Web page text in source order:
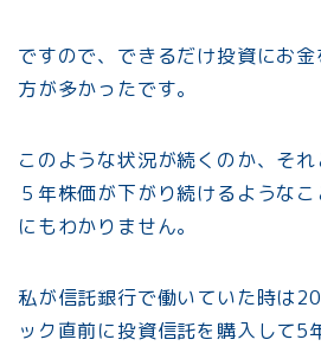
ですので、できるだけ投資にお
方が多かったです。
このような状況が続くのか、それ
５年株価が下がり続けるような
にもわかりません。
私が信託銀行で働いていた時は
ック直前に投資信託を購入して5